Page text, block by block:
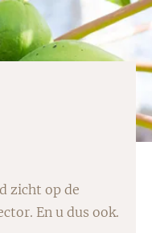
zicht op de
En u dus ook.